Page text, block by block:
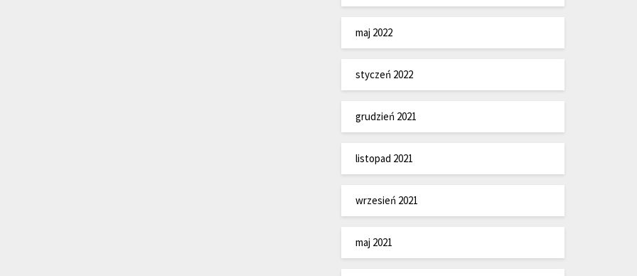
maj 2022
styczeń 2022
grudzień 2021
listopad 2021
wrzesień 2021
maj 2021